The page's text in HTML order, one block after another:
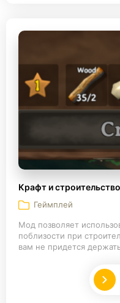
Крафт и
Геймплей
Мод позволяет
поблизости при
вам не придется